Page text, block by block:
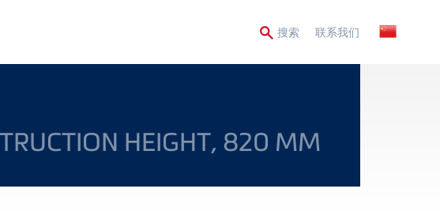
搜索Secondary
Menu
联系我们
HEIGHT, 820 MM